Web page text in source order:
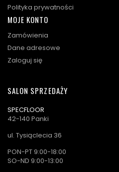
Polityka prywatności
MOJE KONTO
Zamówienia
Dane adresowe
Zaloguj się
SALON SPRZEDAŻY
SPECFLOOR
42-140 Panki
ul. Tysiąclecia 36
PON-PT 9:00-18:00
SO-ND 9:00-13:00